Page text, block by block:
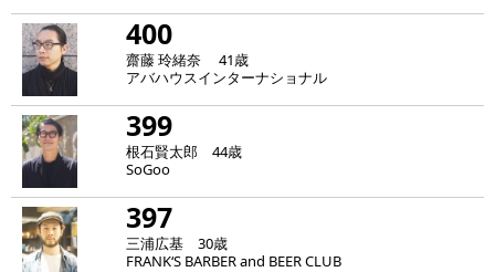
400
齋藤 玲緒奈 41歳
アバハウスインターナショナル
399
根石賢太郎 44歳
SoGoo
397
三浦広基 30歳
FRANK‘S BARBER and BEER CLUB